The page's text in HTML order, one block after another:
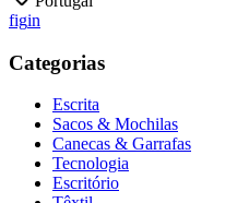
figin
Categorias
Escrita
Sacos & Mochilas
Canecas & Garrafas
Tecnologia
Escritório